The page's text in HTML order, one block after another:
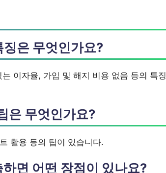
은 무엇인가요?
이자율, 가입 및 해지 비용 없음 등의 특징
은 무엇인가요?
활용 등의 팁이 있습니다.
면 어떤 장점이 있나요?